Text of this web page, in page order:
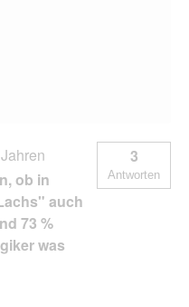
ob in
auch
73 %
was
3
Antworten